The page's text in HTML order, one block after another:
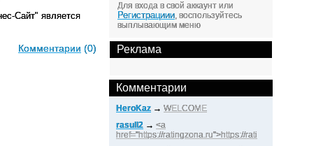
Сайт" является
Комментарии (0)
Для входа в свой аккаунт или
Регистрациии , воспользуйтесь
выплывающим меню
Реклама
Комментарии
HeroKaz → WELCOME
rasull2 → <a
href="https://ratingzona.ru">https://rati